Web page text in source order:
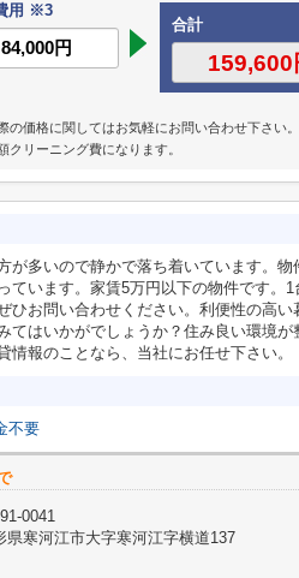
用 ※3
合計
価格に関してはお気軽にお問い合わせ下さい。
リーニング費になります。
が多いので静かで落ち着いています。物
ています。家賃5万円以下の物件です。
ひお問い合わせください。利便性の高
てはいかがでしょうか？住み良い環境
情報のことなら、当社にお任せ下さい。
不要
0041
県寒河江市大字寒河江字横道137